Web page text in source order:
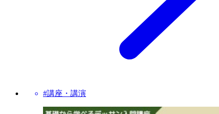
#講座・講演